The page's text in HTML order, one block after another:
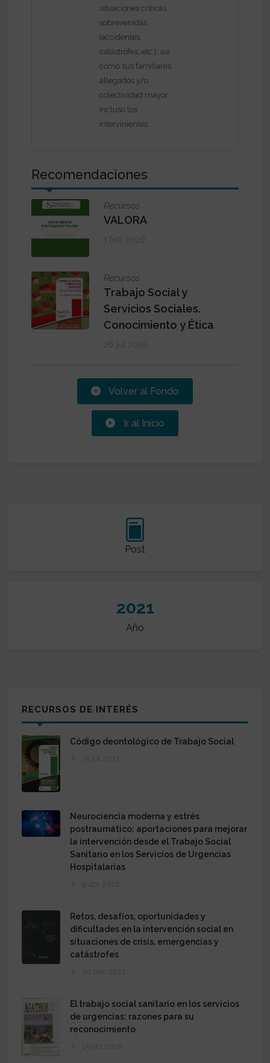
situaciones críticas
sobrevenidas
(accidentes,
catástrofes, etc.), así
como sus familiares,
allegados y/o
colectividad mayor,
incluso los
intervinientes.
Recomendaciones
Recursos
VALORA
1 feb 2026
Recursos
Trabajo Social y
Servicios Sociales.
Conocimiento y Ética
26 jul 2025
Volver al Fondo
Ir al Inicio
Post
2021
Año
RECURSOS DE INTERÉS
Código deontológico de Trabajo Social
Neurociencia moderna y estrés
postraumático: aportaciones para mejorar
la intervención desde el Trabajo Social
Sanitario en los Servicios de Urgencias
Hospitalarias
9 abr 2018
Retos, desafíos, oportunidades y
dificultades en la intervención social en
situaciones de crisis, emergencias y
catástrofes
20 nov 2017
El trabajo social sanitario en los servicios
de urgencias: razones para su
reconocimiento
15 oct 2018